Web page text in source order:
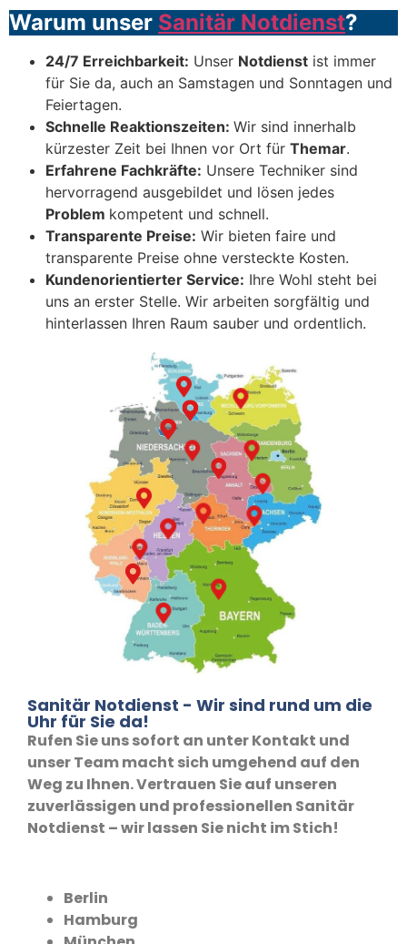
Warum unser Sanitär Notdienst?
24/7 Erreichbarkeit: Unser Notdienst ist immer
für Sie da, auch an Samstagen und Sonntagen und
Feiertagen.
Schnelle Reaktionszeiten: Wir sind innerhalb
kürzester Zeit bei Ihnen vor Ort für Themar.
Erfahrene Fachkräfte: Unsere Techniker sind
hervorragend ausgebildet und lösen jedes
Problem kompetent und schnell.
Transparente Preise: Wir bieten faire und
transparente Preise ohne versteckte Kosten.
Kundenorientierter Service: Ihre Wohl steht bei
uns an erster Stelle. Wir arbeiten sorgfältig und
hinterlassen Ihren Raum sauber und ordentlich.
Sanitär Notdienst - Wir sind rund um die
Uhr für Sie da!
Rufen Sie uns sofort an unter Kontakt und
unser Team macht sich umgehend auf den
Weg zu Ihnen. Vertrauen Sie auf unseren
zuverlässigen und professionellen Sanitär
Notdienst – wir lassen Sie nicht im Stich!
Berlin
Hamburg